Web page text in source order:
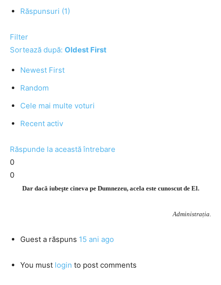
Răspunsuri (1)
Filter
Sortează după: Oldest First
Newest First
Random
Cele mai multe voturi
Recent activ
Răspunde la această întrebare
0
0
Dar dacă iubeşte cineva pe Dumnezeu, acela este cunoscut de El.
Administrația.
Guest a răspuns 15 ani ago
You must login to post comments